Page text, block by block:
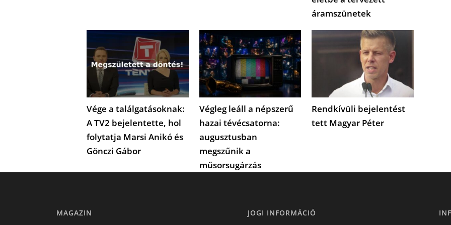
áramszünetek
Vége a találgatásoknak:
A TV2 bejelentette, hol
folytatja Marsi Anikó és
Gönczi Gábor
Végleg leáll a népszerű
hazai tévécsatorna:
augusztusban
megszűnik a
műsorsugárzás
Rendkívüli bejelentést
tett Magyar Péter
MAGAZIN JOGI INFORMÁCIÓ